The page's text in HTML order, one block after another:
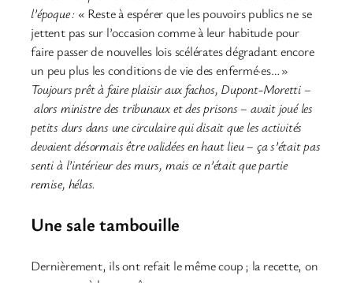
l’époque : « Reste à espérer que les pouvoirs publics ne se
jettent pas sur l’occasion comme à leur habitude pour
faire passer de nouvelles lois scélérates dégradant encore
un peu plus les conditions de vie des enfermé·es… »
Toujours prêt à faire plaisir aux fachos, Dupont-Moretti –
alors ministre des tribunaux et des prisons – avait joué les
petits durs dans une circulaire qui disait que les activités
devaient désormais être validées en haut lieu – ça s’était pas
senti à l’intérieur des murs, mais ce n’était que partie
remise, hélas.
Une sale tambouille
Dernièrement, ils ont refait le même coup ; la recette, on